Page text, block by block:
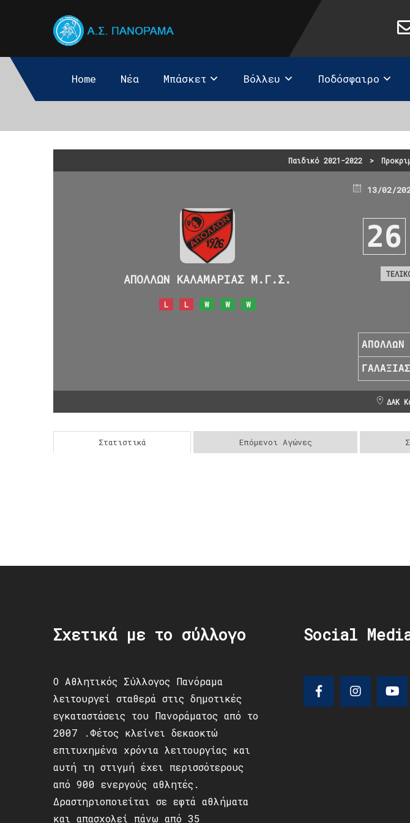
Home Νέα Μπάσκετ Βόλλευ Ποδόσφαιρο
Παιδικό 2021-2022 >
13/02/
ΑΠΟΛΛΩΝ ΚΑΛΑΜΑΡΙΑΣ Μ.Γ.Σ.
L L W W W
26
ΑΠΟΛΛΩΝ
ΓΑΛΑΞΙΑΣ
ΔΑΚ
Στατιστικά Επόμενοι Αγώνες
Σχετικά με το σύλλογο
Ο Αθλητικός Σύλλογος Πανόραμα
λειτουργεί σταθερά στις δημοτικές
εγκαταστάσεις του Πανοράματος από το
2007 .Φέτος κλείνει δεκαοκτώ
επιτυχημένα χρόνια λειτουργίας και
αυτή τη στιγμή έχει περισσότερους
από 900 ενεργούς αθλητές.
Δραστηριοποιείται σε εφτά αθλήματα
και απασχολεί πάνω από 35
Social